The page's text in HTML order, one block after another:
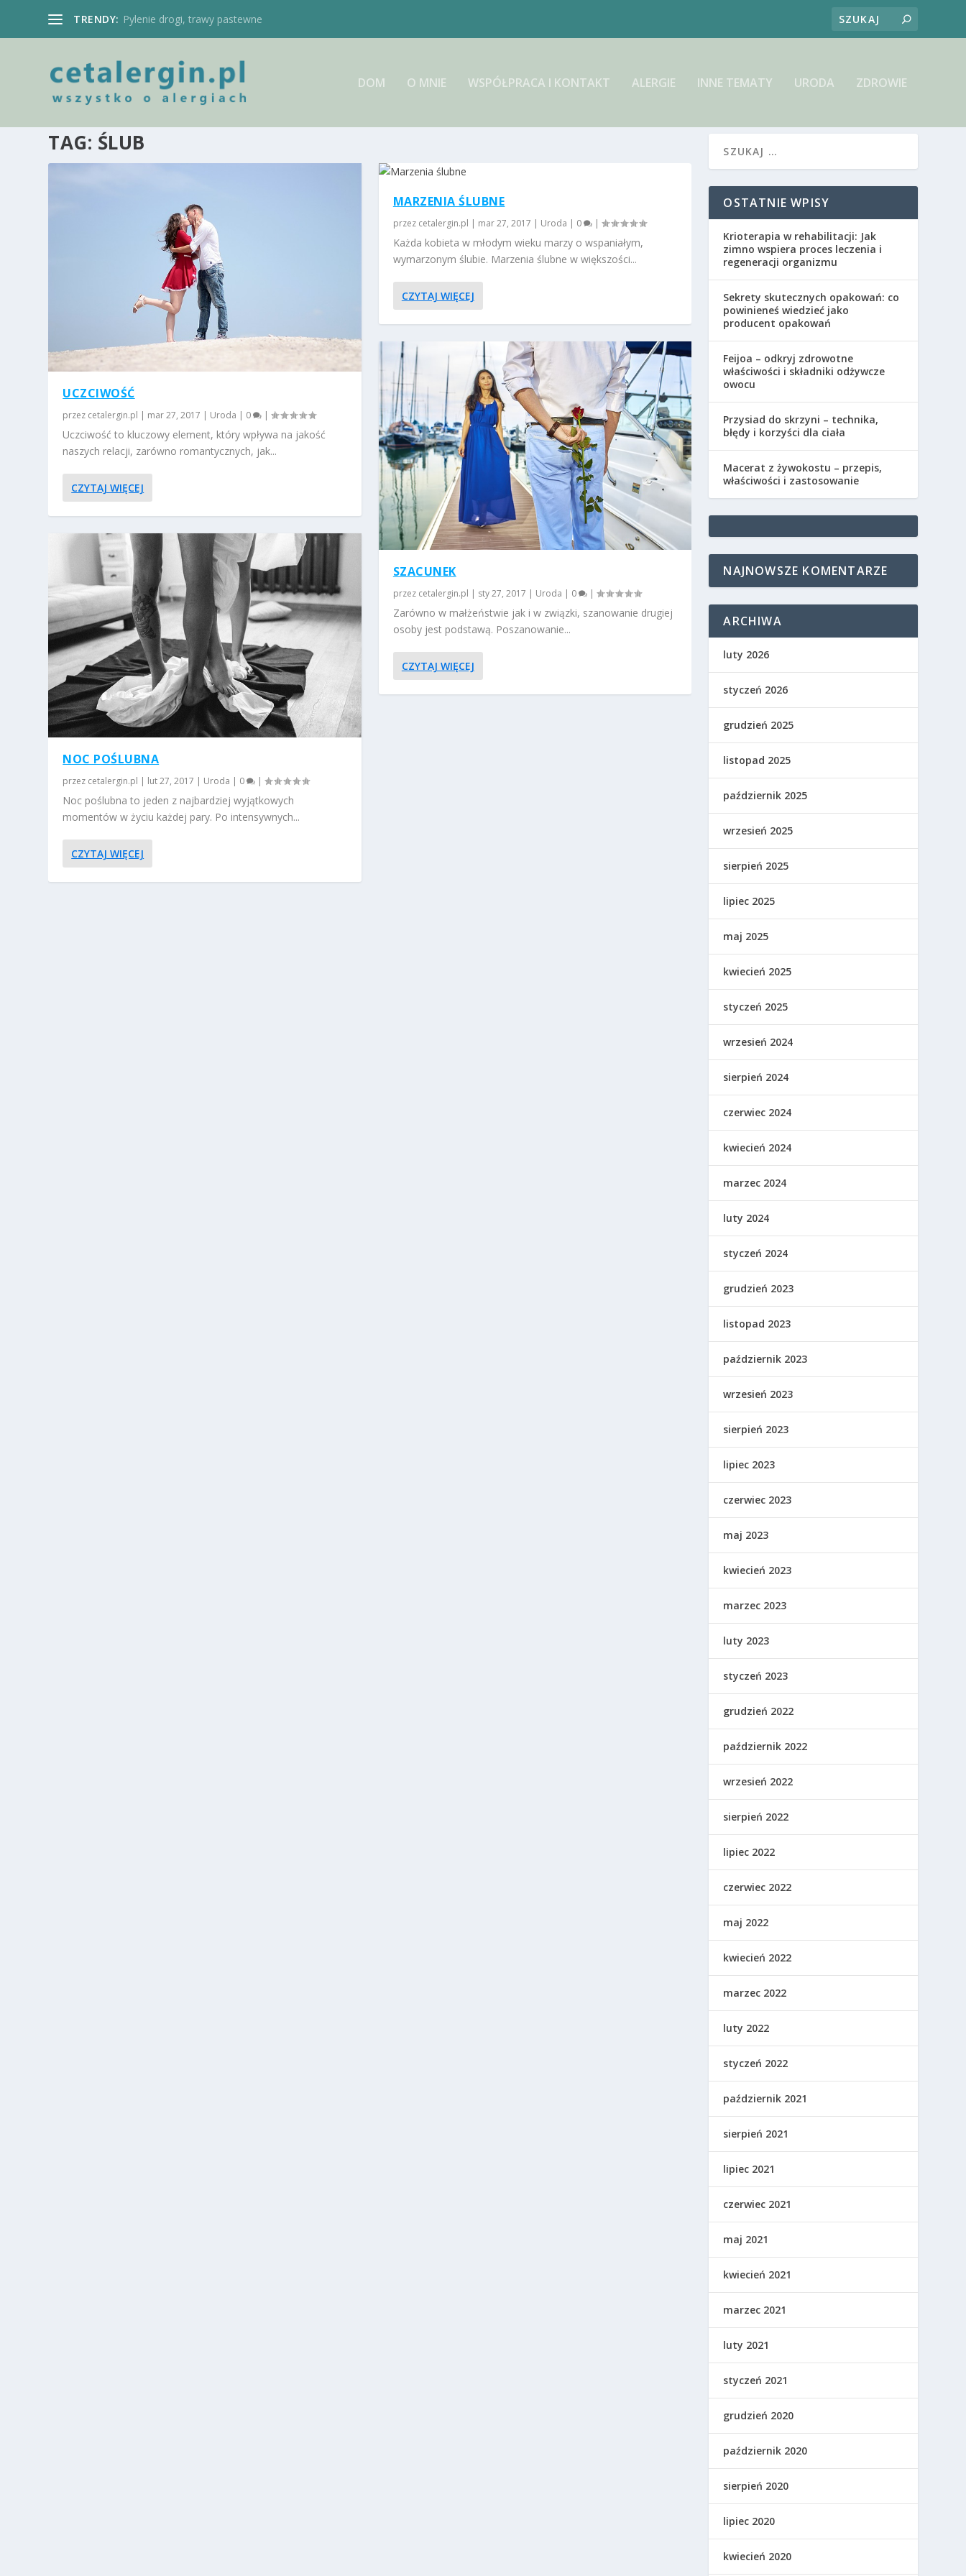
TRENDY: Pylenie drogi, trawy pastewne
DOM O MNIE WSPÓŁPRACA I KONTAKT ALERGIE INNE TEMATY URODA ZDROWIE
TAG: ŚLUB
UCZCIWOŚĆ
przez cetalergin.pl | mar 27, 2017 | Uroda | 0 |
Uczciwość to kluczowy element, który wpływa na jakość
naszych relacji, zarówno romantycznych, jak...
CZYTAJ WIĘCEJ
NOC POŚLUBNA
przez cetalergin.pl | lut 27, 2017 | Uroda | 0 |
Noc poślubna to jeden z najbardziej wyjątkowych
momentów w życiu każdej pary. Po intensywnych...
CZYTAJ WIĘCEJ
MARZENIA ŚLUBNE
przez cetalergin.pl | mar 27, 2017 | Uroda | 0 |
Każda kobieta w młodym wieku marzy o wspaniałym,
wymarzonym ślubie. Marzenia ślubne w większości...
CZYTAJ WIĘCEJ
SZACUNEK
przez cetalergin.pl | sty 27, 2017 | Uroda | 0 |
Zarówno w małżeństwie jak i w związki, szanowanie drugiej
osoby jest podstawą. Poszanowanie...
CZYTAJ WIĘCEJ
OSTATNIE WPISY
Krioterapia w rehabilitacji: Jak
zimno wspiera proces leczenia i
regeneracji organizmu
Sekrety skutecznych opakowań: co
powinieneś wiedzieć jako
producent opakowań
Feijoa – odkryj zdrowotne
właściwości i składniki odżywcze
owocu
Przysiad do skrzyni – technika,
błędy i korzyści dla ciała
Macerat z żywokostu – przepis,
właściwości i zastosowanie
NAJNOWSZE KOMENTARZE
ARCHIWA
luty 2026
styczeń 2026
grudzień 2025
listopad 2025
październik 2025
wrzesień 2025
sierpień 2025
lipiec 2025
maj 2025
kwiecień 2025
styczeń 2025
wrzesień 2024
sierpień 2024
czerwiec 2024
kwiecień 2024
marzec 2024
luty 2024
styczeń 2024
grudzień 2023
listopad 2023
październik 2023
wrzesień 2023
sierpień 2023
lipiec 2023
czerwiec 2023
maj 2023
kwiecień 2023
marzec 2023
luty 2023
styczeń 2023
grudzień 2022
październik 2022
wrzesień 2022
sierpień 2022
lipiec 2022
czerwiec 2022
maj 2022
kwiecień 2022
marzec 2022
luty 2022
styczeń 2022
październik 2021
sierpień 2021
lipiec 2021
czerwiec 2021
maj 2021
kwiecień 2021
marzec 2021
luty 2021
styczeń 2021
grudzień 2020
październik 2020
sierpień 2020
lipiec 2020
kwiecień 2020